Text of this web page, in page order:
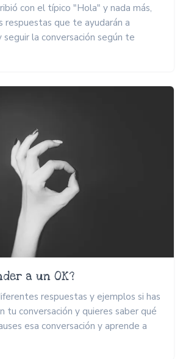
con el típico "Hola" y nada más,
respuestas que te ayudarán a
la conversación según te
a un OK?
respuestas y ejemplos si has
tu conversación y quieres saber qué
esa conversación y aprende a